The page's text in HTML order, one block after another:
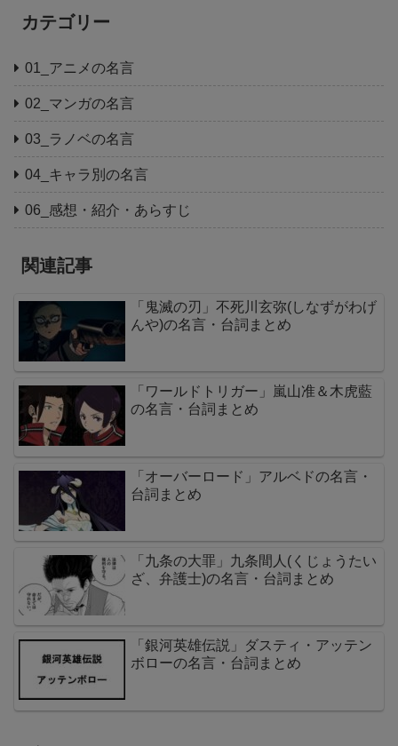
カテゴリー
01_アニメの名言
02_マンガの名言
03_ラノベの名言
04_キャラ別の名言
06_感想・紹介・あらすじ
関連記事
「鬼滅の刃」不死川玄弥(しなずがわげ
んや)の名言・台詞まとめ
「ワールドトリガー」嵐山准＆木虎藍
の名言・台詞まとめ
「オーバーロード」アルベドの名言・
台詞まとめ
「九条の大罪」九条間人(くじょうたい
ざ、弁護士)の名言・台詞まとめ
「銀河英雄伝説」ダスティ・アッテン
ボローの名言・台詞まとめ